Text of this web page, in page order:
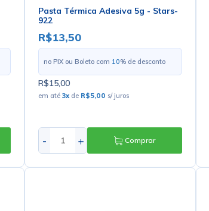
Pasta Térmica Adesiva 5g - Stars-
922
R$13,50
no PIX ou Boleto com 10% de desconto
R$15,00
em até 3xde R$5,00 s/ juros
- + Comprar